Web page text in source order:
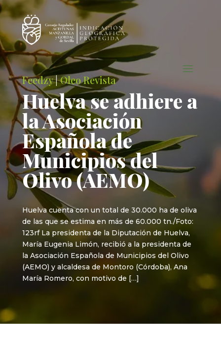
Feedzy|Oleo Revista
Huelva se adhiere a
la Asociación
Española de
Municipios del
Olivo (AEMO)
Huelva cuenta con un total de 30.000 ha de oliva
de las que se estima en más de 60.000 tn./Foto:
123rf La presidenta de la Diputación de Huelva,
María Eugenia Limón, recibió a la presidenta de
la Asociación Española de Municipios del Olivo
(AEMO) y alcaldesa de Montoro (Córdoba), Ana
María Romero, con motivo de […]